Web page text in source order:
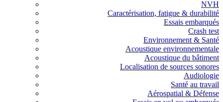
NVH
Caractérisation, fatigue & durabilité
Essais embarqués
Crash test
Environnement & Santé
Acoustique environnementale
Acoustique du bâtiment
Localisation de sources sonores
Audiologie
Santé au travail
Aérospatial & Défense